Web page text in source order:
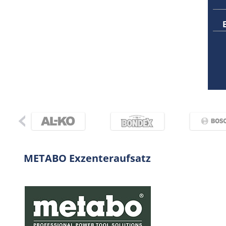
METABO Exzenteraufsatz